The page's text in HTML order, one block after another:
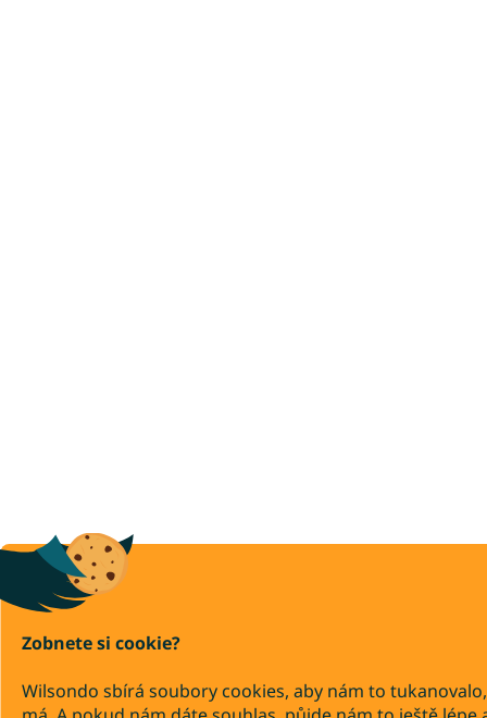
Zobnete si cookie?
Wilsondo sbírá soubory cookies, aby nám to